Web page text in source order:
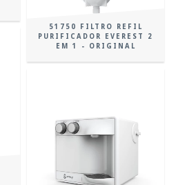
51750 FILTRO REFIL
PURIFICADOR EVEREST 2
EM 1 - ORIGINAL